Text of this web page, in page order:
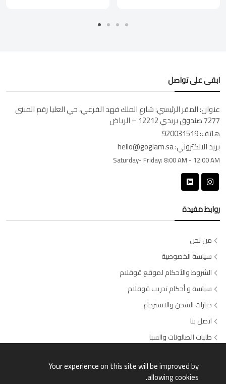
ابقى على تواصل
عنوان:المقر الرئيسي: شارع الملك فهد الفرعي، حي العليا رقم المبنى
7277 صندوق بريدي 12212 – الرياض
هاتف:920031519
بريد الالكتروني:hello@goglam.sa
Saturday- Friday: 8:00 AM - 12:00 AM
روابط مفيدة
من نحن
سياسة الخصوصية
الشروط والأحكام لموقع قوقلام
سياسة و أحكام تدريب قوقلام
خيارات الشحن والاسترجاع
اتصل بنا
طلبات الصالونات والسبا
Your experience on this site will be improved by
allowing cookies.